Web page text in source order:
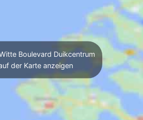
Boulevard Duikcentrum
der Karte anzeigen